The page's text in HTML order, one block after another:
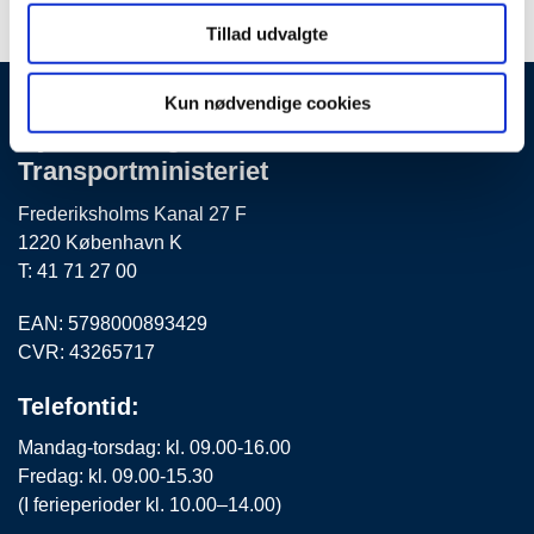
Tillad udvalgte
Kun nødvendige cookies
By-, Land- og
Transportministeriet
Frederiksholms Kanal 27 F
1220 København K
T: 41 71 27 00
EAN: 5798000893429
CVR: 43265717
Telefontid:
Mandag-torsdag: kl. 09.00-16.00
Fredag: kl. 09.00-15.30
(I ferieperioder kl. 10.00–14.00)